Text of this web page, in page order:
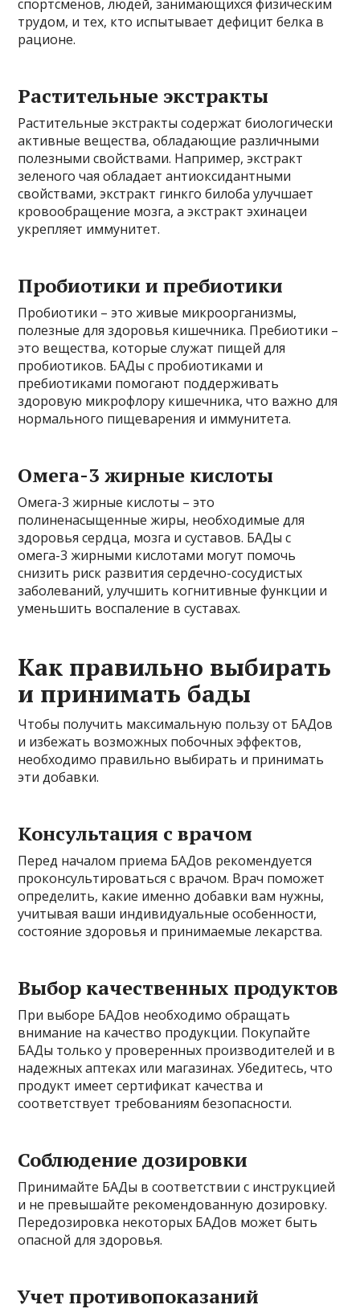
спортсменов, людей, занимающихся физическим
трудом, и тех, кто испытывает дефицит белка в
рационе.
Растительные экстракты
Растительные экстракты содержат биологически
активные вещества, обладающие различными
полезными свойствами. Например, экстракт
зеленого чая обладает антиоксидантными
свойствами, экстракт гинкго билоба улучшает
кровообращение мозга, а экстракт эхинацеи
укрепляет иммунитет.
Пробиотики и пребиотики
Пробиотики – это живые микроорганизмы,
полезные для здоровья кишечника. Пребиотики –
это вещества, которые служат пищей для
пробиотиков. БАДы с пробиотиками и
пребиотиками помогают поддерживать
здоровую микрофлору кишечника, что важно для
нормального пищеварения и иммунитета.
Омега-3 жирные кислоты
Омега-3 жирные кислоты – это
полиненасыщенные жиры, необходимые для
здоровья сердца, мозга и суставов. БАДы с
омега-3 жирными кислотами могут помочь
снизить риск развития сердечно-сосудистых
заболеваний, улучшить когнитивные функции и
уменьшить воспаление в суставах.
Как правильно выбирать
и принимать бады
Чтобы получить максимальную пользу от БАДов
и избежать возможных побочных эффектов,
необходимо правильно выбирать и принимать
эти добавки.
Консультация с врачом
Перед началом приема БАДов рекомендуется
проконсультироваться с врачом. Врач поможет
определить, какие именно добавки вам нужны,
учитывая ваши индивидуальные особенности,
состояние здоровья и принимаемые лекарства.
Выбор качественных продуктов
При выборе БАДов необходимо обращать
внимание на качество продукции. Покупайте
БАДы только у проверенных производителей и в
надежных аптеках или магазинах. Убедитесь, что
продукт имеет сертификат качества и
соответствует требованиям безопасности.
Соблюдение дозировки
Принимайте БАДы в соответствии с инструкцией
и не превышайте рекомендованную дозировку.
Передозировка некоторых БАДов может быть
опасной для здоровья.
Учет противопоказаний